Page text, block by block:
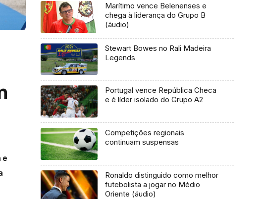
e
Marítimo vence Belenenses e
chega à liderança do Grupo B
(áudio)
Stewart Bowes no Rali Madeira
Legends
Portugal vence República Checa
e é líder isolado do Grupo A2
Competições regionais
continuam suspensas
Ronaldo distinguido como melhor
futebolista a jogar no Médio
Oriente (áudio)